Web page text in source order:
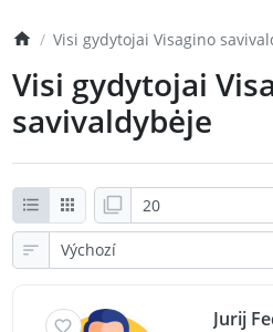
Visi gydytojai Visagino
Visi gydytojai
savivaldybėje
Jurij